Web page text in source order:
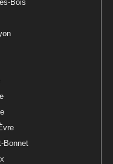
Bois
Bonnet